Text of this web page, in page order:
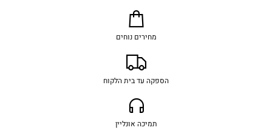
מחירים נוחים
הספקה עד בית הלקוח
תמיכה אונליין